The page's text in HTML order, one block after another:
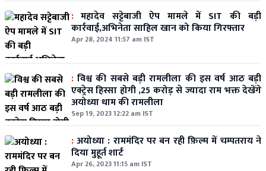
: महादेव सट्टेबाजी ऐप मामले में SIT की बड़ी
कार्रवाई,अभिनेता साहिल खान को किया गिरफ्तार
Apr 28, 2024 11:57 am IST
: विश्व की सबसे बड़ी रामलीला की इस वर्ष आठ बड़ी
एक्ट्रेस हिस्सा होगी ,25 करोड़ से ज्यादा राम भक्त देखेंगे
अयोध्या धाम की रामलीला
Sep 19, 2023 12:22 am IST
:अयोध्या : राममंदिर पर बन रही फ़िल्म में चम्पतराय ने
दिया मुहूर्त शार्ट
Apr 26, 2023 11:15 am IST